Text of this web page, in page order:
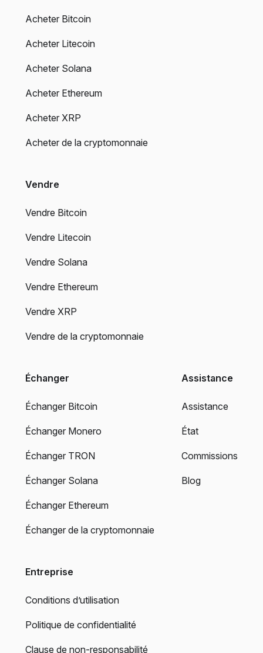
Acheter Bitcoin
Acheter Litecoin
Acheter Solana
Acheter Ethereum
Acheter XRP
Acheter de la cryptomonnaie
Vendre
Vendre Bitcoin
Vendre Litecoin
Vendre Solana
Vendre Ethereum
Vendre XRP
Vendre de la cryptomonnaie
Échanger
Échanger Bitcoin
Échanger Monero
Échanger TRON
Échanger Solana
Échanger Ethereum
Échanger de la cryptomonnaie
Assistance
Assistance
État
Commissions
Blog
Entreprise
Conditions d’utilisation
Politique de confidentialité
Clause de non-responsabilité